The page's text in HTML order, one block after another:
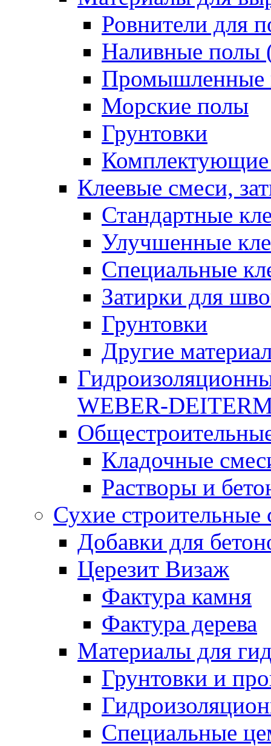
Ровнители для
Наливные полы
Промышленные
Морские полы
Грунтовки
Клеевые смеси,
Стандартные
Улучшенные
Специальные
Затирки для
Грунтовки
Другие
WEBER-
Кладочные
Растворы и
Сухие строительные
Добавки для
Церезит Визаж
Фактура камня
Фактура дерева
Материалы для
Грунтовки и
Специальные